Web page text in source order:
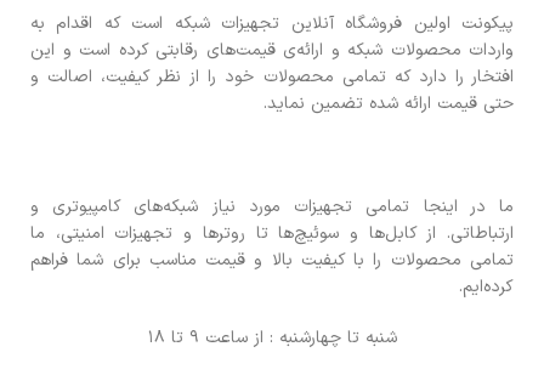
پیکونت اولین فروشگاه آنلاین تجهیزات شبکه است که اقدام به
واردات محصولات شبکه و ارائه‌ی قیمت‌های رقابتی کرده است و این
افتخار را دارد که تمامی محصولات خود را از نظر کیفیت، اصالت و
حتی قیمت ارائه شده تضمین نماید.
ما در اینجا تمامی تجهیزات مورد نیاز شبکه‌های کامپیوتری و
ارتباطاتی. از کابل‌ها و سوئیچ‌ها تا روترها و تجهیزات امنیتی، ما
تمامی محصولات را با کیفیت بالا و قیمت مناسب برای شما فراهم
کرده‌ایم.
شنبه تا چهارشنبه : از ساعت 9 تا 18